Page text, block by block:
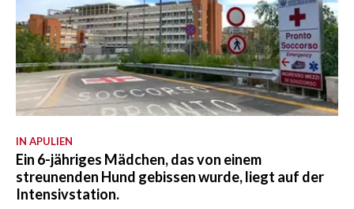
IN APULIEN
Ein 6-jähriges Mädchen, das von einem
streunenden Hund gebissen wurde, liegt auf der
Intensivstation.